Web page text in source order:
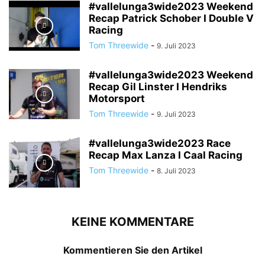
#vallelunga3wide2023 Weekend
Recap Patrick Schober I Double V
Racing
Tom Threewide - 9. Juli 2023
#vallelunga3wide2023 Weekend
Recap Gil Linster I Hendriks
Motorsport
Tom Threewide - 9. Juli 2023
#vallelunga3wide2023 Race
Recap Max Lanza I Caal Racing
Tom Threewide - 8. Juli 2023
KEINE KOMMENTARE
Kommentieren Sie den Artikel